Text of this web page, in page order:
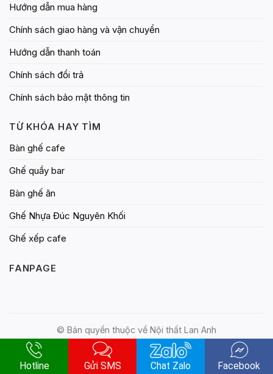
Hướng dẫn mua hàng
Chính sách giao hàng và vận chuyển
Hướng dẫn thanh toán
Chính sách đổi trả
Chính sách bảo mật thông tin
TỪ KHÓA HAY TÌM
Bàn ghế cafe
Ghế quầy bar
Bàn ghế ăn
Ghế Nhựa Đúc Nguyên Khối
Ghế xếp cafe
FANPAGE
© Bản quyền thuộc về Nội thất Lan Anh
Hotline Gửi SMS Chat Zalo Facebook